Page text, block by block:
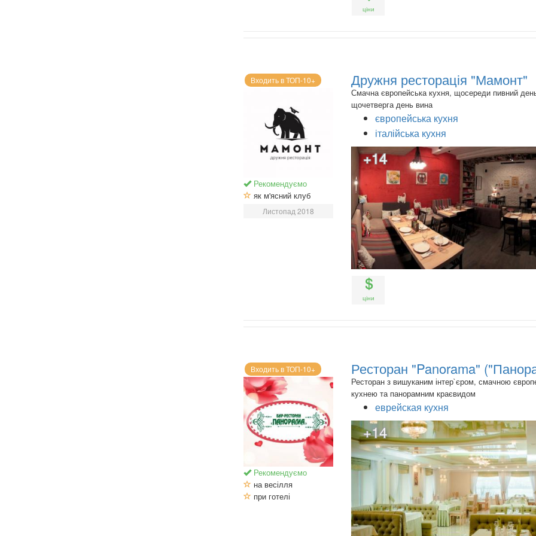
ціни
Входить в ТОП-10+
Рекомендуємо
як м'ясний клуб
Листопад 2018
Дружня ресторація "Мамонт"
Смачна європейська кухня, щосереди пивний
щочетверга день вина
європейська кухня
італійська кухня
+14
ціни
Входить в ТОП-10+
Рекомендуємо
на весілля
при готелі
Ресторан "Panorama"
Ресторан з вишуканим інтер`єром, смачною
кухнею та панорамним краєвидом
еврейская кухня
+14